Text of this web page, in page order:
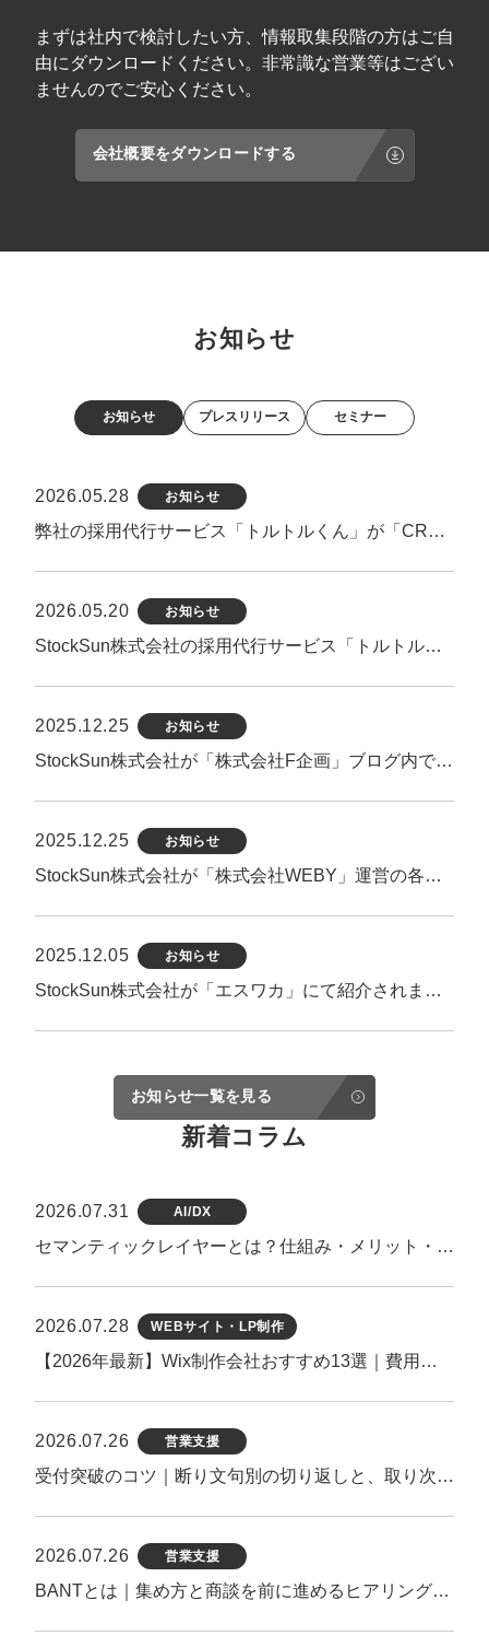
まずは社内で検討したい方、情報取集段階の方はご自
由にダウンロードください。非常識な営業等はござい
ませんのでご安心ください。
会社概要をダウンロードする
お知らせ
お知らせ プレスリリース セミナー
2026.05.28 お知らせ
弊社の採用代行サービス「トルトルくん」が「CREX」様にて紹介されました
2026.05.20 お知らせ
StockSun株式会社の採用代行サービス「トルトルくん」が「株式会社R4」ブログ内で紹介されました。
2025.12.25 お知らせ
StockSun株式会社が「株式会社F企画」ブログ内で紹介されました。
2025.12.25 お知らせ
StockSun株式会社が「株式会社WEBY」運営の各サイト内で紹介されました。
2025.12.05 お知らせ
StockSun株式会社が「エスワカ」にて紹介されました。
お知らせ一覧を見る
新着コラム
2026.07.31 AI/DX
セマンティックレイヤーとは？仕組み・メリット・導入手順を徹底解説【2026年最新】
2026.07.28 WEBサイト・LP制作
【2026年最新】Wix制作会社おすすめ13選｜費用相場・実績・選び方を徹底比較
2026.07.26 営業支援
受付突破のコツ｜断り文句別の切り返しと、取り次がれる第一声のつくり方
2026.07.26 営業支援
BANTとは｜集め方と商談を前に進めるヒアリング方法